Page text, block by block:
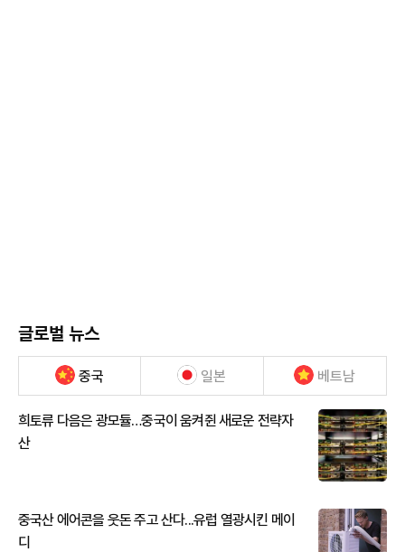
글로벌 뉴스
중국 일본 베트남
희토류 다음은 광모듈…중국이 움켜쥔 새로운 전략자
산
중국산 에어콘을 웃돈 주고 산다...유럽 열광시킨 메이
디